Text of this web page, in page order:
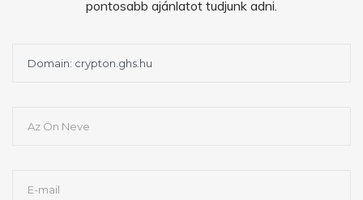
pontosabb ajánlatot tudjunk adni.